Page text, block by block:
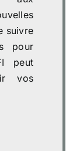
suivre
pour
peut
vos